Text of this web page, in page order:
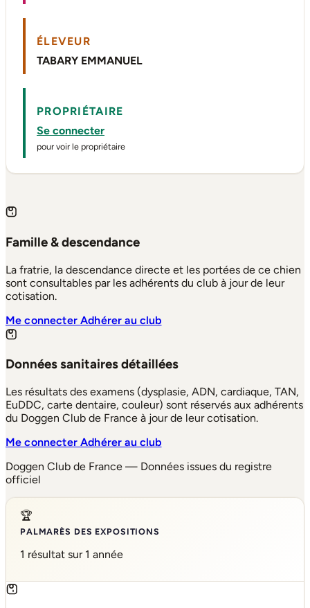
ÉLEVEUR
TABARY EMMANUEL
PROPRIÉTAIRE
Se connecter
pour voir le propriétaire
Famille & descendance
La fratrie, la descendance directe et les portées de ce chien
sont consultables par les adhérents du club à jour de leur
cotisation.
Me connecterAdhérer au club
Données sanitaires détaillées
Les résultats des examens (dysplasie, ADN, cardiaque, TAN,
EuDDC, carte dentaire, couleur) sont réservés aux adhérents
du Doggen Club de France à jour de leur cotisation.
Me connecterAdhérer au club
Doggen Club de France — Données issues du registre
officiel
🏆
PALMARÈS DES EXPOSITIONS
1 résultat sur 1 année